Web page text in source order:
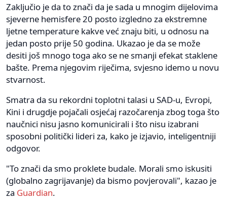
Zaključio je da to znači da je sada u mnogim dijelovima
sjeverne hemisfere 20 posto izgledno za ekstremne
ljetne temperature kakve već znaju biti, u odnosu na
jedan posto prije 50 godina. Ukazao je da se može
desiti još mnogo toga ako se ne smanji efekat staklene
bašte. Prema njegovim riječima, svjesno idemo u novu
stvarnost.
Smatra da su rekordni toplotni talasi u SAD-u, Evropi,
Kini i drugdje pojačali osjećaj razočarenja zbog toga što
naučnici nisu jasno komunicirali i što nisu izabrani
sposobni politički lideri za, kako je izjavio, inteligentniji
odgovor.
"To znači da smo proklete budale. Morali smo iskusiti
(globalno zagrijavanje) da bismo povjerovali", kazao je
za Guardian.